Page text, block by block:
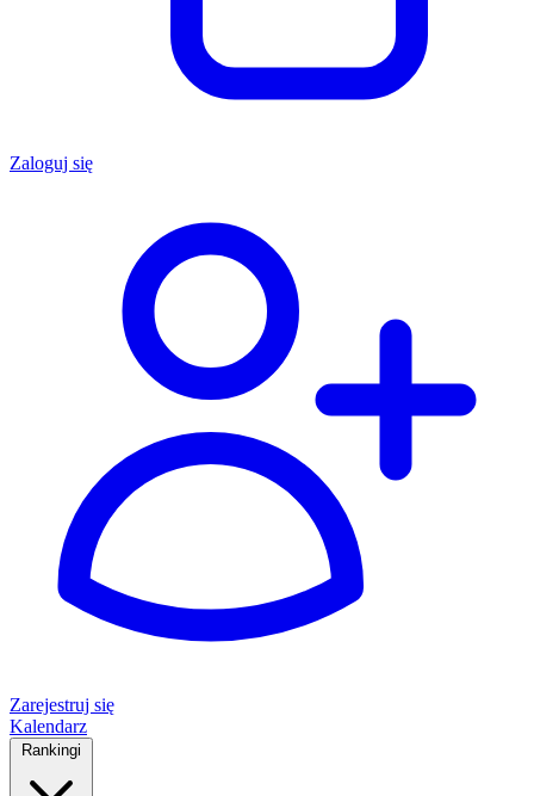
Zaloguj się
Zarejestruj się
Kalendarz
Rankingi